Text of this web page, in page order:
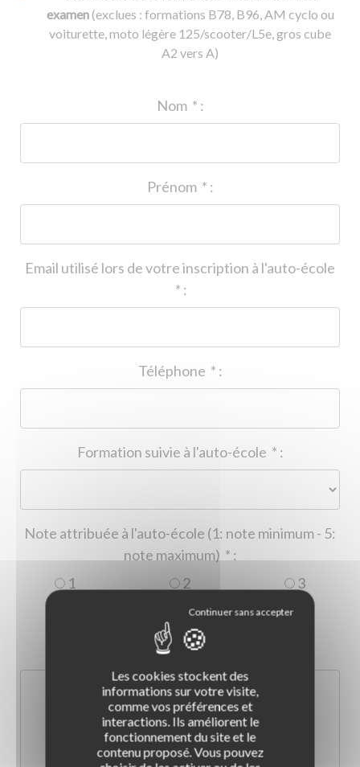
examen(exclues : formations B78, B96, AM cyclo ou
voiturette, moto légère 125/scooter/L5e, gros cube
A2 vers A)
* :
* :
Email utilisé lors de votre inscription à l'auto-école
* :
* :
* :
Note attribuée à l'auto-école (1: note minimum - 5:
* :
1
2
3
5
Les cookies stockent des
informations sur votre visite,
comme vos préférences et
interactions. Ils améliorent le
fonctionnement du site et le
contenu proposé. Vous pouvez